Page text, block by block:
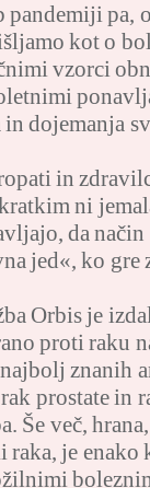
pa,
kot o
vzorci
in dojemanja
in
ni
da
jed«, ko gre
Orbis je
proti raku
znanih
rak prostate in
Še več,
raka, je enako